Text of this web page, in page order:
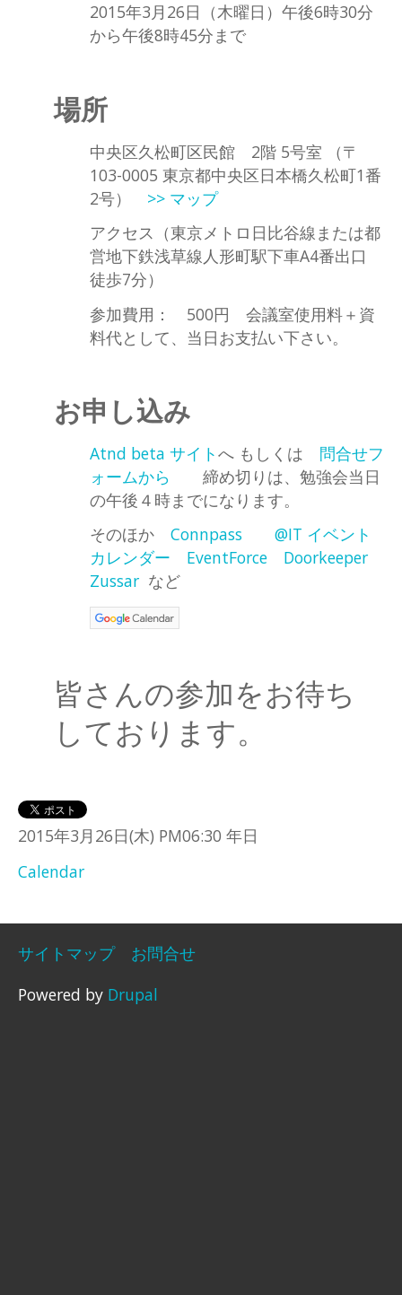
2015年3月26日（木曜日）午後6時30分
から午後8時45分まで
場所
中央区久松町区民館 2階 5号室 （〒
103-0005 東京都中央区日本橋久松町1番
2号） >> マップ
アクセス（東京メトロ日比谷線または都
営地下鉄浅草線人形町駅下車A4番出口
徒歩7分）
参加費用： 500円 会議室使用料＋資
料代として、当日お支払い下さい。
お申し込み
Atnd beta サイトへ もしくは 問合せフ
ォームから 締め切りは、勉強会当日
の午後４時までになります。
そのほか Connpass
@IT イベント
カレンダー
EventForce
Doorkeeper
Zussar など
皆さんの参加をお待ち
しております。
2015年3月26日(木) PM06:30 年日
Calendar
サイトマップ
お問合せ
Powered by Drupal